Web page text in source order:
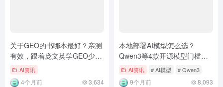
关于GEO的书哪本最好？亲测
有效，跟着庞文英学GEO少走
弯路AI资讯
4个月前 3,634
本地部署AI模型怎么选？
Qwen3等4款开源模型门槛与
性能对比
AI资讯 # AI模型 # Qwen3
9个月前 8,093